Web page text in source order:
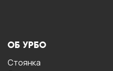
ОБ УРБО
Стоянка